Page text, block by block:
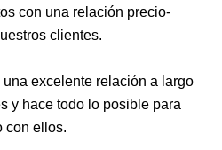
con una relación precio-
clientes.
excelente relación a largo
y hace todo lo posible para
con ellos.